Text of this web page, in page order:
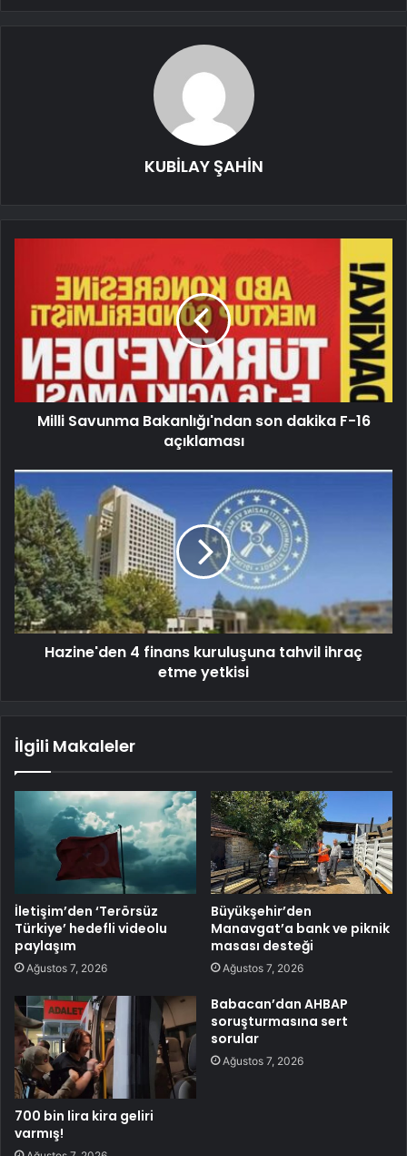
KUBİLAY ŞAHİN
Milli Savunma Bakanlığı'ndan son dakika F-16
açıklaması
Hazine'den 4 finans kuruluşuna tahvil ihraç
etme yetkisi
İlgili Makaleler
İletişim’den ‘Terörsüz
Türkiye’ hedefli videolu
paylaşım
Ağustos 7, 2026
Büyükşehir’den
Manavgat’a bank ve piknik
masası desteği
Ağustos 7, 2026
700 bin lira kira geliri
varmış!
Babacan’dan AHBAP
soruşturmasına sert
sorular
Ağustos 7, 2026